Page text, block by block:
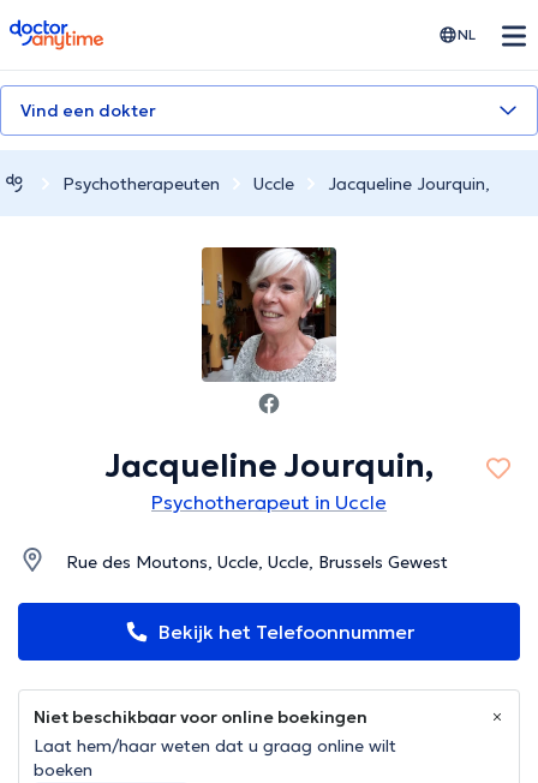
doctoranytime NL
Vind een dokter
Psychotherapeuten Uccle Jacqueline Jourquin,
Jacqueline Jourquin,
Psychotherapeut in Uccle
Rue des Moutons, Uccle, Uccle, Brussels Gewest
Bekijk het Telefoonnummer
Niet beschikbaar voor online boekingen
Laat hem/haar weten dat u graag online wilt
boeken